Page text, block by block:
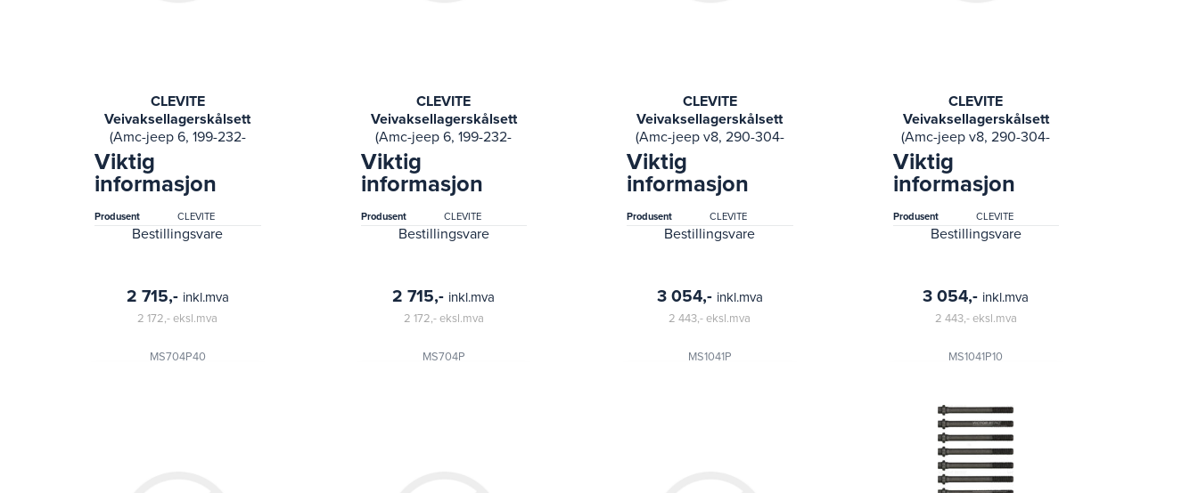
CLEVITE
Veivaksellagerskålsett
(Amc-jeep 6, 199-232-
241-2 74-69
international 100,
1000d, 1010, 1100d, 1110,
Viktig
informasjon
Produsent CLEVITE
Bestillingsvare
MS704P40
2 715,- inkl.mva
2 172,-eksl.mva
CLEVITE
Veivaksellagerskålsett
(Amc-jeep 6, 199-232-
241-2 74-69
international 100,
1000d, 1010, 1100d, 1110,
Viktig
informasjon
Produsent CLEVITE
Bestillingsvare
MS704P
2 715,- inkl.mva
2 172,-eksl.mva
CLEVITE
Veivaksellagerskålsett
(Amc-jeep v8, 290-304-
343- 74-74 international
100, 200, 6.6l; 79-63
american motors amx,
Viktig
informasjon
Produsent CLEVITE
Bestillingsvare
MS1041P
3 054,- inkl.mva
2 443,-eksl.mva
CLEVITE
Veivaksellagerskålsett
(Amc-jeep v8, 290-304-
343- 74-74 international
100, 200, 6.6l; 79-63
american motors amx,
Viktig
informasjon
Produsent CLEVITE
Bestillingsvare
MS1041P10
3 054,- inkl.mva
2 443,-eksl.mva